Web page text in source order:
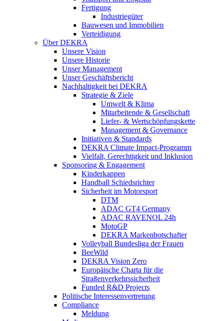
Fertigung
Industriegüter
Bauwesen und Immobilien
Verteidigung
Über DEKRA
Unsere Vision
Unsere Historie
Unser Management
Unser Geschäftsbericht
Nachhaltigkeit bei DEKRA
Strategie & Ziele
Umwelt & Klima
Mitarbeitende & Gesellschaft
Liefer- & Wertschöpfungskette
Management & Governance
Initiativen & Standards
DEKRA Climate Impact-Programm
Vielfalt, Gerechtigkeit und Inklusion​
Sponsoring & Engagement
Kinderkappen
Handball Schiedsrichter
Sicherheit im Motorsport
DTM
ADAC GT4 Germany
ADAC RAVENOL 24h
MotoGP
DEKRA Markenbotschafter
Volleyball Bundesliga der Frauen
BeeWild
DEKRA Vision Zero
Europäische Charta für die
Straßenverkehrssicherheit
Funded R&D Projects
Politische Interessenvertretung
Compliance
Meldung